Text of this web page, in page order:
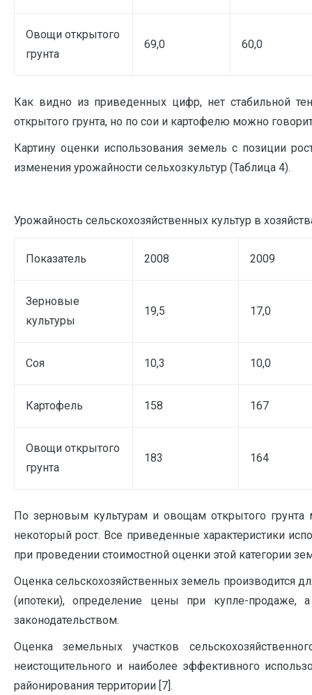
Овощи открытого
грунта
69,0 60,0
Как видно из приведенных цифр, нет стабильной
открытого грунта, но по сои и картофелю можно
Картину оценки использования земель с позиции
изменения урожайности сельхозкультур (Таблица 4).
Урожайность сельскохозяйственных культур в
Показатель 2008 2009
Зерновые
культуры
19,5 17,0
Соя 10,3 10,0
Картофель 158 167
Овощи открытого
грунта
183 164
По зерновым культурам и овощам открытого
некоторый рост. Все приведенные характеристики
при проведении стоимостной оценки этой категории
Оценка сельскохозяйственных земель производится
(ипотеки), определение цены при купле-
законодательством.
Оценка земельных участков
неистощительного и наиболее эффективного
районирования территории [7].